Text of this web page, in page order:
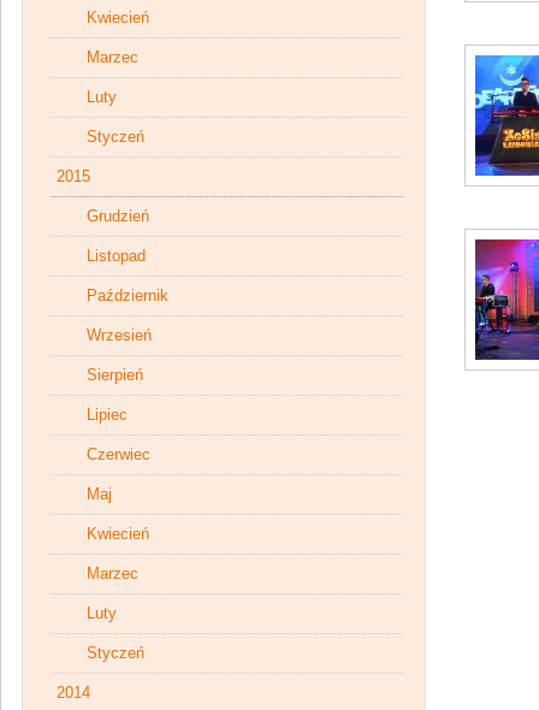
Kwiecień
Marzec
Luty
Styczeń
2015
Grudzień
Listopad
Październik
Wrzesień
Sierpień
Lipiec
Czerwiec
Maj
Kwiecień
Marzec
Luty
Styczeń
2014